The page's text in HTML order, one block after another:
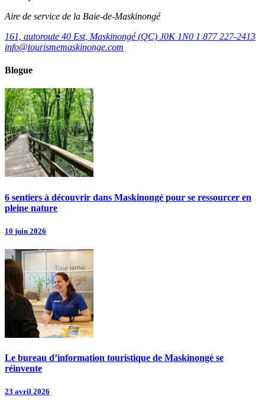
Aire de service de la Baie-de-Maskinongé
161, autoroute 40 Est, Maskinongé (QC) J0K 1N0 1 877 227-2413
info@tourismemaskinonge.com
Blogue
6 sentiers à découvrir dans Maskinongé pour se ressourcer en
pleine nature
10 juin 2026
Le bureau d’information touristique de Maskinongé se
réinvente
23 avril 2026